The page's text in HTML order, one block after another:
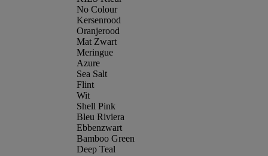
No Colour
Kersenrood
Oranjerood
Mat Zwart
Meringue
Azure
Sea Salt
Flint
Wit
Shell Pink
Bleu Riviera
Ebbenzwart
Bamboo Green
Deep Teal